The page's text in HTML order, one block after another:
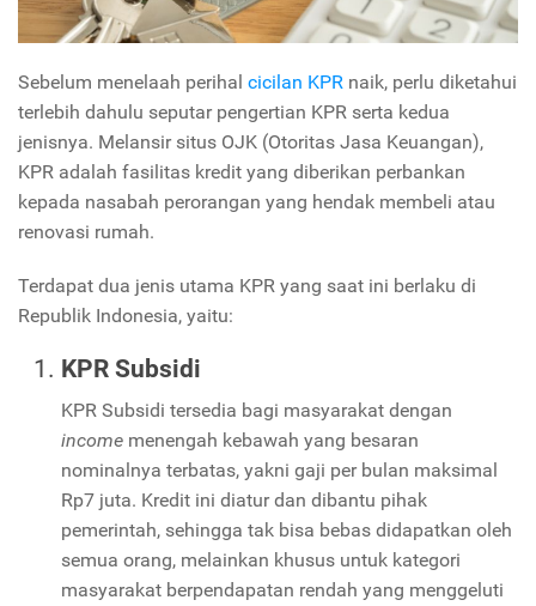
Sebelum menelaah perihal cicilan KPR naik, perlu diketahui
terlebih dahulu seputar pengertian KPR serta kedua
jenisnya. Melansir situs OJK (Otoritas Jasa Keuangan),
KPR adalah fasilitas kredit yang diberikan perbankan
kepada nasabah perorangan yang hendak membeli atau
renovasi rumah.
Terdapat dua jenis utama KPR yang saat ini berlaku di
Republik Indonesia, yaitu:
KPR Subsidi
KPR Subsidi tersedia bagi masyarakat dengan
income menengah kebawah yang besaran
nominalnya terbatas, yakni gaji per bulan maksimal
Rp7 juta. Kredit ini diatur dan dibantu pihak
pemerintah, sehingga tak bisa bebas didapatkan oleh
semua orang, melainkan khusus untuk kategori
masyarakat berpendapatan rendah yang menggeluti